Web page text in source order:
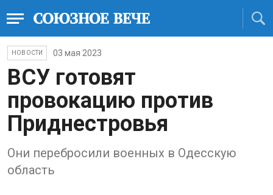
НОВОСТИ 03 мая 2023
ВСУ готовят
провокaцию против
Приднестровья
Они перебросили военных в Одесскую
облaсть